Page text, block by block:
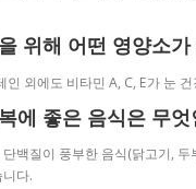
위해 어떤 영양소
인 외에도 비타민 A, C, E가 눈
에 좋은 음식은 무엇
백질이 풍부한 음식(닭고기, 두
다.